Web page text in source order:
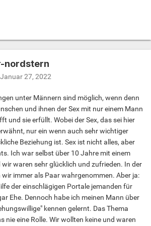
nordstern
Januar 27, 2022
unter Männern sind möglich, wenn denn
und ihnen der Sex mit nur einem Mann
und sie erfüllt. Wobei der Sex, das sei hier
nur ein wenn auch sehr wichtiger
Beziehung ist. Sex ist nicht alles, aber
Ich war selbst über 10 Jahre mit einem
waren sehr glücklich und zufrieden. In der
immer als Paar wahrgenommen. Aber ja:
der einschlägigen Portale jemanden für
Ehe. Dennoch habe ich meinen Mann über
kennen gelernt. Das Thema
nie eine Rolle. Wir wollten keine und waren